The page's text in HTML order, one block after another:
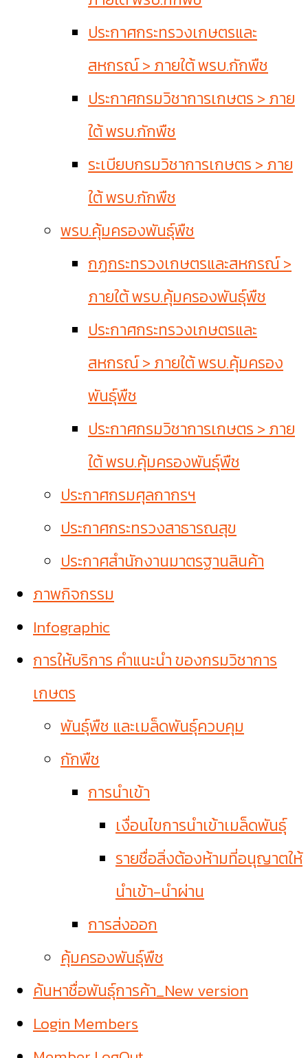
ประกาศกระทรวงเกษตรและ
สหกรณ์ > ภายใต้ พรบ.กักพืช
ประกาศกรมวิชาการเกษตร > ภาย
ใต้ พรบ.กักพืช
ระเบียบกรมวิชาการเกษตร > ภาย
ใต้ พรบ.กักพืช
พรบ.คุ้มครองพันธุ์พืช
กฏกระทรวงเกษตรและสหกรณ์ >
ภายใต้ พรบ.คุ้มครองพันธุ์พืช
ประกาศกระทรวงเกษตรและ
สหกรณ์ > ภายใต้ พรบ.คุ้มครอง
พันธุ์พืช
ประกาศกรมวิชาการเกษตร > ภาย
ใต้ พรบ.คุ้มครองพันธุ์พืช
ประกาศกรมศุลกากรฯ
ประกาศกระทรวงสาธารณสุข
ประกาศสำนักงานมาตรฐานสินค้า
ภาพกิจกรรม
Infographic
การให้บริการ คำแนะนำ ของกรมวิชาการ
เกษตร
พันธุ์พืช และเมล็ดพันธุ์ควบคุม
กักพืช
การนำเข้า
เงื่อนไขการนำเข้าเมล็ดพันธุ์
รายชื่อสิ่งต้องห้ามที่อนุญาตให้
นำเข้า-นำผ่าน
การส่งออก
คุ้มครองพันธุ์พืช
ค้นหาชื่อพันธุ์การค้า_New version
Login Members